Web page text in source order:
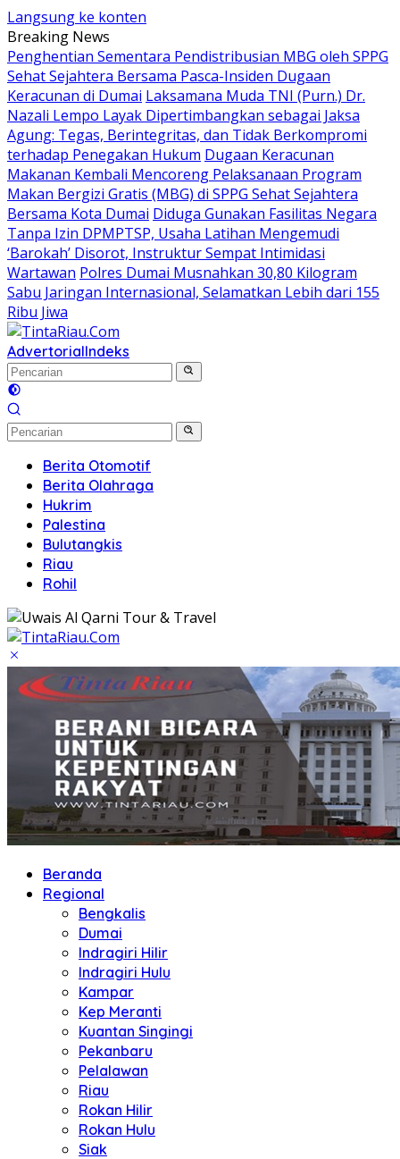
Langsung ke konten
Breaking News
Penghentian Sementara Pendistribusian MBG oleh SPPG
Sehat Sejahtera Bersama Pasca-Insiden Dugaan
Keracunan di Dumai Laksamana Muda TNI (Purn.) Dr.
Nazali Lempo Layak Dipertimbangkan sebagai Jaksa
Agung: Tegas, Berintegritas, dan Tidak Berkompromi
terhadap Penegakan Hukum Dugaan Keracunan
Makanan Kembali Mencoreng Pelaksanaan Program
Makan Bergizi Gratis (MBG) di SPPG Sehat Sejahtera
Bersama Kota Dumai Diduga Gunakan Fasilitas Negara
Tanpa Izin DPMPTSP, Usaha Latihan Mengemudi
‘Barokah’ Disorot, Instruktur Sempat Intimidasi
Wartawan Polres Dumai Musnahkan 30,80 Kilogram
Sabu Jaringan Internasional, Selamatkan Lebih dari 155
Ribu Jiwa
AdvertorialIndeks
Berita Otomotif
Berita Olahraga
Hukrim
Palestina
Bulutangkis
Riau
Rohil
Beranda
Regional
Bengkalis
Dumai
Indragiri Hilir
Indragiri Hulu
Kampar
Kep Meranti
Kuantan Singingi
Pekanbaru
Pelalawan
Riau
Rokan Hilir
Rokan Hulu
Siak